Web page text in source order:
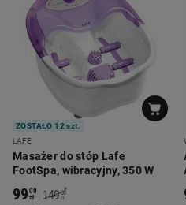
ZOSTAŁO 12 szt.
LAFE
Masażer do stóp Lafe
FootSpa, wibracyjny, 350 W
9900
zł 149 00
zł
*